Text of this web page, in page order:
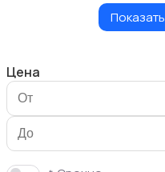
Кровати и матрасы
Цена